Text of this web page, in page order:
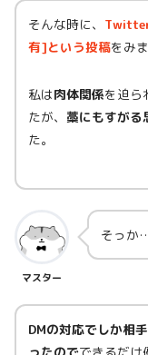
そんな時に、
有]という投稿をみ
私は肉体関係を迫ら
たが、 藁にもすがる
た。
マスター
そっか
DMの対応でしか相